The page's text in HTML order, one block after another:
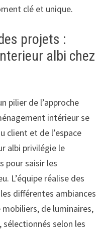
clé et unique.
projets :
albi chez
pilier de l’approche
intérieur se
client et de l’espace
albi privilégie le
pour saisir les
L’équipe réalise des
différentes ambiances
de luminaires,
selon les